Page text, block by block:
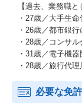
【過去、業務職
・27歳／大手生
・26歳／都市銀
・28歳／コンサ
・31歳／電子機
・28歳／旅行代
必要な免